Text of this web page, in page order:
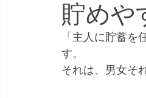
貯めや
「主人に貯蓄
す。
それは、男女そ